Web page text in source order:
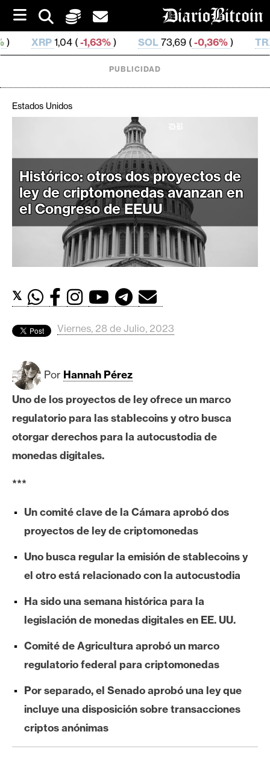
i
p
t
o
-1,63%) SOL73,69 (-0,36%) TRX0,326 642 ( -
p
t
o
M
c
d
s
B
t
c
o
i
n
h
e
e
u
I
A
A
n
PUBLICIDAD
Estados Unidos
Histórico: otros dos proyectos de
ley de criptomonedas avanzan en
el Congreso de EEUU
𝕏
Viernes, 28 de Julio, 2023
Por Hannah Pérez
Uno de los proyectos de ley ofrece un marco
regulatorio para las stablecoins y otro busca
otorgar derechos para la autocustodia de
monedas digitales.
***
Un comité clave de la Cámara aprobó dos
proyectos de ley de criptomonedas
Uno busca regular la emisión de stablecoins y
el otro está relacionado con la autocustodia
Ha sido una semana histórica para la
legislación de monedas digitales en EE. UU.
Comité de Agricultura aprobó un marco
regulatorio federal para criptomonedas
Por separado, el Senado aprobó una ley que
incluye una disposición sobre transacciones
criptos anónimas